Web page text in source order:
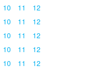
10 11
12
10 11
12
10 11
12
10 11
12
10 11
12